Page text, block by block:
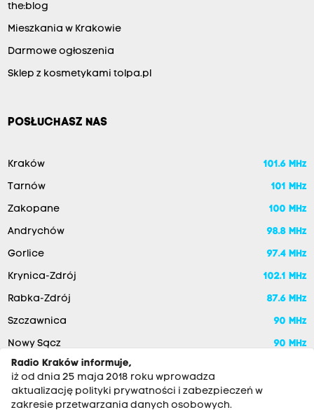
the:blog
Mieszkania w Krakowie
Darmowe ogłoszenia
Sklep z kosmetykami tolpa.pl
POSŁUCHASZ NAS
Kraków 101.6 MHz
Tarnów 101 MHz
Zakopane 100 MHz
Andrychów 98.8 MHz
Gorlice 97.4 MHz
Krynica-Zdrój 102.1 MHz
Rabka-Zdrój 87.6 MHz
Szczawnica 90 MHz
Nowy Sącz
90 MHz
Radio Kraków informuje,
iż od dnia 25 maja 2018 roku wprowadza
aktualizację polityki prywatności i zabezpieczeń w
zakresie przetwarzania danych osobowych.